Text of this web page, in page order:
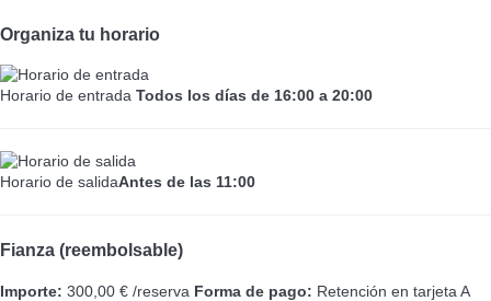
Organiza tu horario
Horario de entrada Todos los días de 16:00 a 20:00
Horario de salidaAntes de las 11:00
Fianza (reembolsable)
Importe: 300,00 € /reserva Forma de pago: Retención en tarjeta A